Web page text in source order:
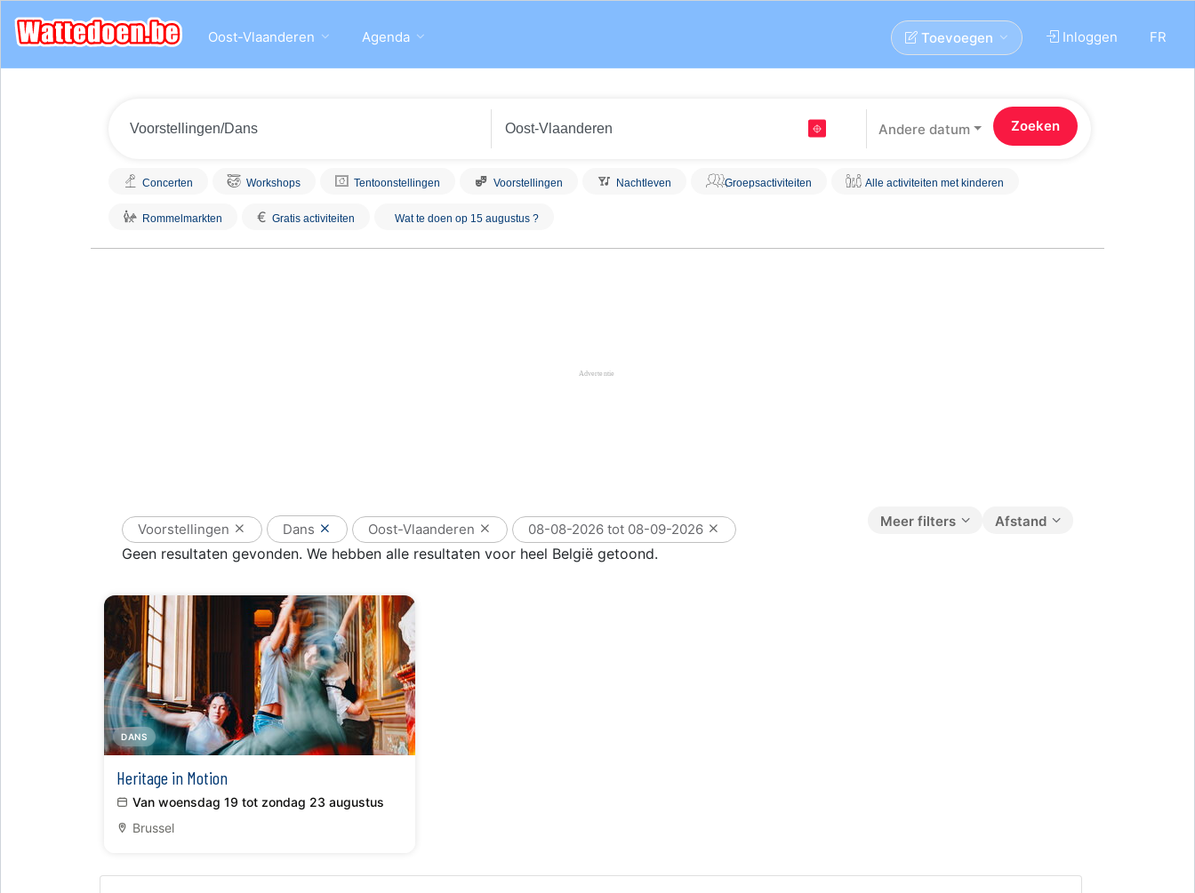
Oost-Vlaanderen Agenda FR
Inloggen
Toevoegen
Andere datum
Concerten Workshops Tentoonstellingen Voorstellingen Nachtleven Groepsactiviteiten Alle activiteiten met kinderen
Rommelmarkten € Gratis activiteiten Wat te doen op 15 augustus ?
Afstand
Meer filters
Voorstellingen Dans Oost-Vlaanderen 08-08-2026 tot 08-09-2026
Geen resultaten gevonden. We hebben alle resultaten voor heel België getoond.
DANS
Heritage in Motion
Van woensdag 19 tot zondag 23 augustus
Brussel